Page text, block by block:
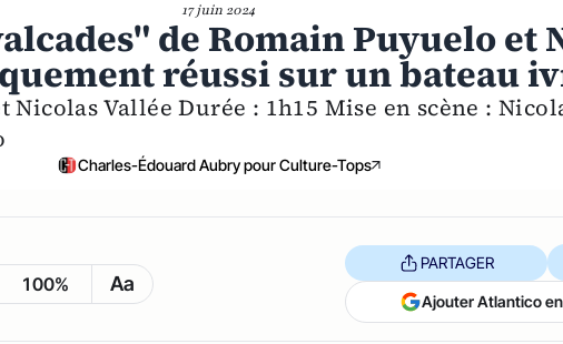
17 juin 2024
de Romain Puyuelo et
réussi sur un bateau
Nicolas Vallée Durée : 1h15 Mise en scène :
Charles-Édouard Aubry pour Culture-Tops
100% Aa
PARTAGER
Ajouter Atlantico